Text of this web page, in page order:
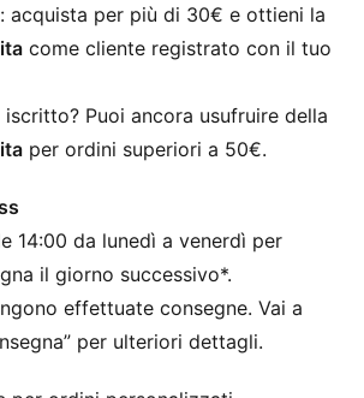
acquista per più di 30€ e ottieni la
come cliente registrato con il tuo
Puoi ancora usufruire della
per ordini superiori a 50€.
14:00 da lunedì a venerdì per
il giorno successivo*.
effettuate consegne. Vai a
per ulteriori dettagli.